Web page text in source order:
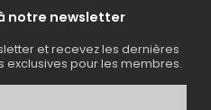
notre newsletter
et recevez les dernières
exclusives pour les membres.